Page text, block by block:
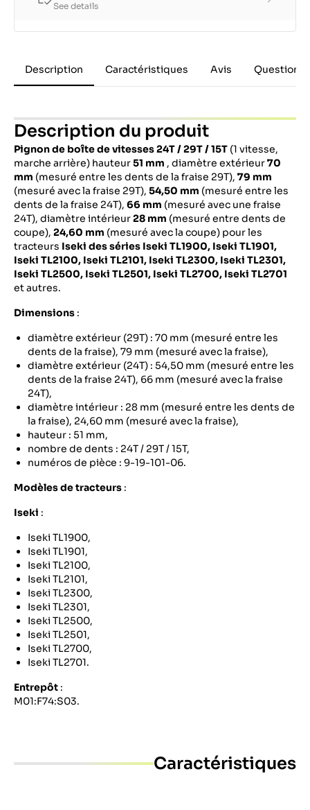
See details
Description Caractéristiques Avis Questions
Description du produit
Pignon de boîte de vitesses 24T / 29T / 15T (1 vitesse,
marche arrière) hauteur51 mm , diamètre extérieur70
mm (mesuré entre les dents de la fraise 29T), 79 mm
(mesuré avec la fraise 29T), 54,50 mm (mesuré entre les
dents de la fraise 24T), 66 mm (mesuré avec une fraise
24T), diamètre intérieur28 mm (mesuré entre dents de
coupe), 24,60 mm (mesuré avec la coupe) pour les
tracteurs Iseki des séries Iseki TL1900, Iseki TL1901,
Iseki TL2100, Iseki TL2101, Iseki TL2300, Iseki TL2301,
Iseki TL2500, Iseki TL2501, Iseki TL2700, Iseki TL2701
et autres.
Dimensions :
diamètre extérieur (29T) : 70 mm (mesuré entre les
dents de la fraise), 79 mm (mesuré avec la fraise),
diamètre extérieur (24T) : 54,50 mm (mesuré entre les
dents de la fraise 24T), 66 mm (mesuré avec la fraise
24T),
diamètre intérieur : 28 mm (mesuré entre les dents de
la fraise), 24,60 mm (mesuré avec la fraise),
hauteur : 51 mm,
nombre de dents : 24T / 29T / 15T,
numéros de pièce : 9-19-101-06.
Modèles de tracteurs :
Iseki :
Iseki TL1900,
Iseki TL1901,
Iseki TL2100,
Iseki TL2101,
Iseki TL2300,
Iseki TL2301,
Iseki TL2500,
Iseki TL2501,
Iseki TL2700,
Iseki TL2701.
Entrepôt :
M01:F74:S03.
Caractéristiques